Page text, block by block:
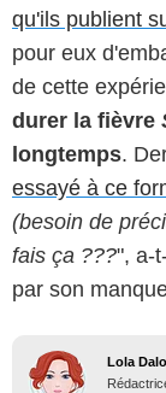
qu'ils publient
pour eux
de cette
durer la fièvre
longtemps.
essayé à ce
(besoin de
fais ça ???", a-
par son
Lola